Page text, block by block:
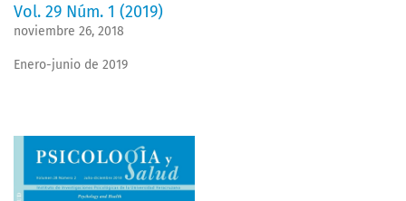
Vol. 29 Núm. 1 (2019)
noviembre 26, 2018
Enero-junio de 2019